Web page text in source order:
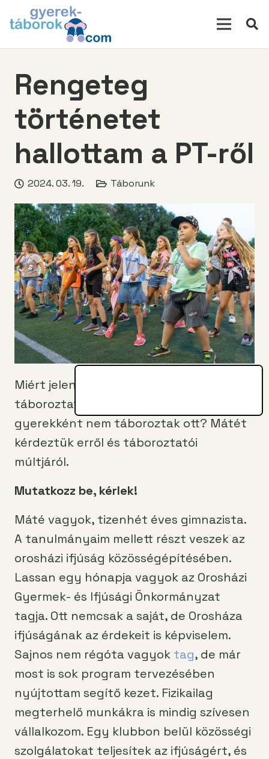
Rengeteg
történetet
hallottam a PT-ről
2024. 03. 19. Táborunk
Miért jelentkeznek olyan tizenévesek
táboroztatónak a PEOPLE TEAM-be, akik
gyerekként nem táboroztak ott? Mátét
kérdeztük erről és táboroztatói
múltjáról.
Mutatkozz be, kérlek!
Máté vagyok, tizenhét éves gimnazista.
A tanulmányaim mellett részt veszek az
orosházi ifjúság közösségépítésében.
Lassan egy hónapja vagyok az Orosházi
Gyermek- és Ifjúsági Önkormányzat
tagja. Ott nemcsak a saját, de Orosháza
ifjúságának az érdekeit is képviselem.
Sajnos nem régóta vagyok tag, de már
most is sok program tervezésében
nyújtottam segítő kezet. Fizikailag
megterhelő munkákra is mindig szívesen
vállalkozom. Egy klubbon belül közösségi
szolgálatokat teljesítek az ifjúságért, és